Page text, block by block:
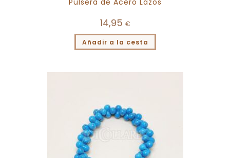
Pulsera de Acero Lazos
14,95 €
Añadir a la cesta